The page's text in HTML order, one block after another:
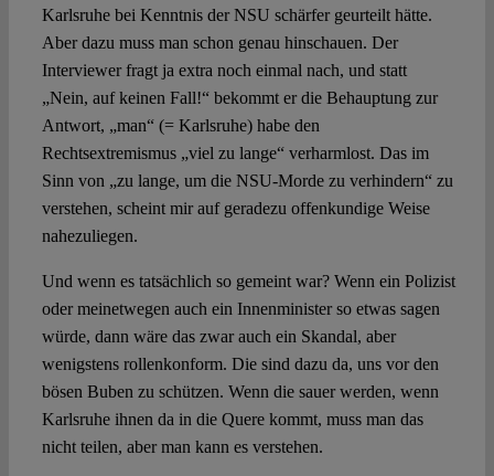
Karlsruhe bei Kenntnis der NSU schärfer geurteilt hätte.
Aber dazu muss man schon genau hinschauen. Der
Interviewer fragt ja extra noch einmal nach, und statt
„Nein, auf keinen Fall!“ bekommt er die Behauptung zur
Antwort, „man“ (= Karlsruhe) habe den
Rechtsextremismus „viel zu lange“ verharmlost. Das im
Sinn von „zu lange, um die NSU-Morde zu verhindern“ zu
verstehen, scheint mir auf geradezu offenkundige Weise
nahezuliegen.
Und wenn es tatsächlich so gemeint war? Wenn ein Polizist
oder meinetwegen auch ein Innenminister so etwas sagen
würde, dann wäre das zwar auch ein Skandal, aber
wenigstens rollenkonform. Die sind dazu da, uns vor den
bösen Buben zu schützen. Wenn die sauer werden, wenn
Karlsruhe ihnen da in die Quere kommt, muss man das
nicht teilen, aber man kann es verstehen.